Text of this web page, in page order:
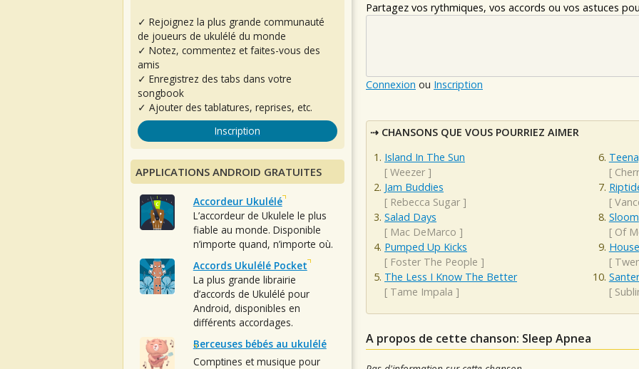
Partagez vos rythmiques, vos accords ou vos astuces
Connexion ou Inscription
CHANSONS QUE VOUS POURRIEZ AIMER
Island In The Sun
[ Weezer ]
Jam Buddies
[ Rebecca Sugar ]
Salad Days
[ Mac DeMarco ]
Pumped Up Kicks
[ Foster The People ]
The Less I Know The Better
[ Tame Impala ]
[
[
Sloom
[ Of
[
[
A propos de cette chanson: Sleep Apnea
✓ Rejoignez la plus grande communauté
de joueurs de ukulélé du monde
✓ Notez, commentez et faites-vous des
amis
✓ Enregistrez des tabs dans votre
songbook
✓ Ajouter des tablatures, reprises, etc.
Inscription
APPLICATIONS ANDROID GRATUITES
Accordeur Ukulélé
L’accordeur de Ukulele le plus
fiable au monde. Disponible
n’importe quand, n’importe où.
Accords Ukulélé Pocket
La plus grande librairie
d’accords de Ukulélé pour
Android, disponibles en
différents accordages.
Berceuses bébés au ukulélé
Comptines et musique pour